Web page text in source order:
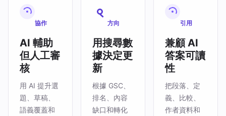
協作
AI 輔助
但人工審
核
用 AI 提升選
題、草稿、
語義覆蓋和
方向
用搜尋數
據決定更
新
根據 GSC、
排名、內容
缺口和轉化
引用
兼顧 AI
答案可讀
性
把段落、定
義、比較、
作者資料和